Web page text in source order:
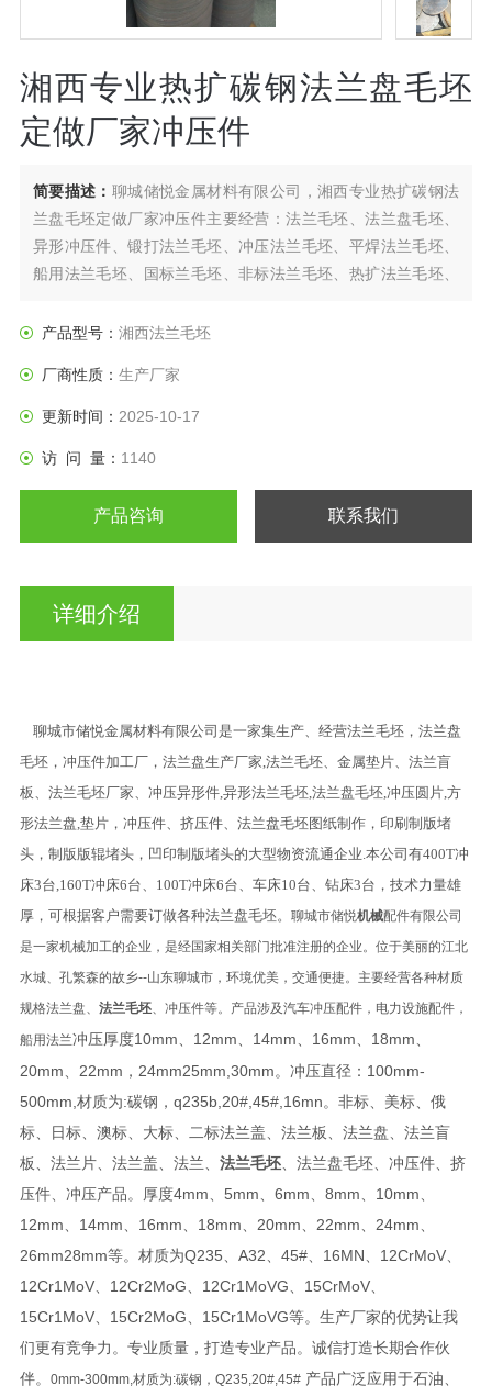
湘西专业热扩碳钢法兰盘毛坯
定做厂家冲压件
简要描述： 聊城储悦金属材料有限公司，湘西专业热扩碳钢法
兰盘毛坯定做厂家冲压件主要经营：法兰毛坯、法兰盘毛坯、
异形冲压件、锻打法兰毛坯、冲压法兰毛坯、平焊法兰毛坯、
船用法兰毛坯、国标兰毛坯、非标法兰毛坯、热扩法兰毛坯、
产品型号： 湘西法兰毛坯
厂商性质： 生产厂家
更新时间： 2025-10-17
访 问 量： 1140
产品咨询 联系我们
详细介绍
聊城市储悦金属材料有限公司是一家集生产、经营法兰毛坯，法兰盘
毛坯，冲压件加工厂，法兰盘生产厂家,法兰毛坯、金属垫片、法兰盲
板、法兰毛坯厂家、冲压异形件,异形法兰毛坯,法兰盘毛坯,冲压圆片,方
形法兰盘,垫片，冲压件、挤压件、法兰盘毛坯图纸制作，印刷制版堵
头，制版版辊堵头，凹印制版堵头的大型物资流通企业.本公司有400T冲
床3台,160T冲床6台、100T冲床6台、车床10台、钻床3台，技术力量雄
厚，可根据客户需要订做各种法兰盘毛坯。 聊城市储悦机械配件有限公司
是一家机械加工的企业，是经国家相关部门批准注册的企业。位于美丽的江北
水城、孔繁森的故乡--山东聊城市，环境优美，交通便捷。主要经营各种材质
规格法兰盘、 法兰毛坯、冲压件等。产品涉及汽车冲压配件，电力设施配件，
船用法兰冲压厚度10mm、12mm、14mm、16mm、18mm、
20mm、22mm，24mm25mm,30mm。冲压直径：100mm-
500mm,材质为:碳钢，q235b,20#,45#,16mn。非标、美标、俄
标、日标、澳标、大标、二标法兰盖、法兰板、法兰盘、法兰盲
板、法兰片、法兰盖、法兰、 法兰毛坯、法兰盘毛坯、冲压件、挤
压件、冲压产品。厚度4mm、5mm、6mm、8mm、10mm、
12mm、14mm、16mm、18mm、20mm、22mm、24mm、
26mm28mm等。材质为Q235、A32、45#、16MN、12CrMoV、
12Cr1MoV、12Cr2MoG、12Cr1MoVG、15CrMoV、
15Cr1MoV、15Cr2MoG、15Cr1MoVG等。生产厂家的优势让我
们更有竞争力。专业质量，打造专业产品。诚信打造长期合作伙
伴。 0mm-300mm, 材质为:碳钢， Q235,20#,45#产品广泛应用于石油、